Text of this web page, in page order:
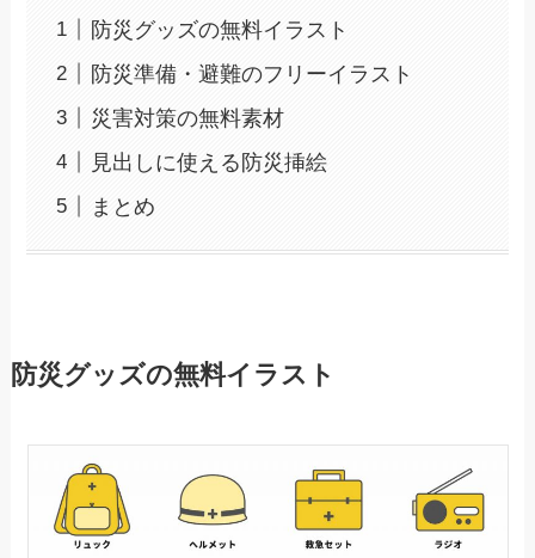
防災グッズの無料イラスト
防災準備・避難のフリーイラスト
災害対策の無料素材
見出しに使える防災挿絵
まとめ
防災グッズの無料イラスト